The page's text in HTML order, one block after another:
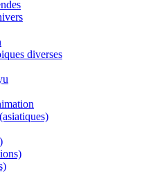
diverses